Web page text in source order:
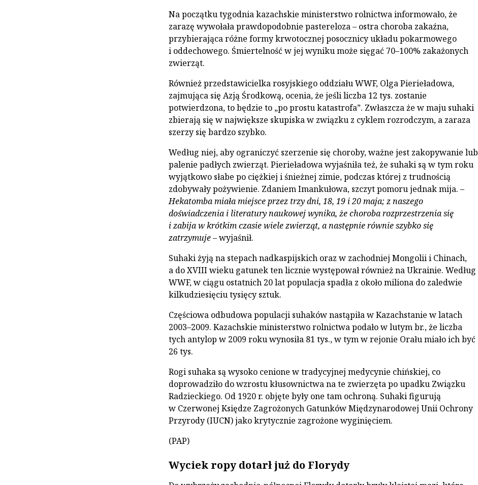
Na początku tygodnia kazachskie ministerstwo rolnictwa informowało, że
zarazę wywołała prawdopodobnie pastereloza – ostra choroba zakaźna,
przybierająca różne formy krwotocznej posocznicy układu pokarmowego
i oddechowego. Śmiertelność w jej wyniku może sięgać 70–100% zakażonych
zwierząt.
Również przedstawicielka rosyjskiego oddziału WWF, Olga Pierieładowa,
zajmująca się Azją Środkową, ocenia, że jeśli liczba 12 tys. zostanie
potwierdzona, to będzie to „po prostu katastrofa”. Zwłaszcza że w maju suhaki
zbierają się w największe skupiska w związku z cyklem rozrodczym, a zaraza
szerzy się bardzo szybko.
Według niej, aby ograniczyć szerzenie się choroby, ważne jest zakopywanie lub
palenie padłych zwierząt. Pierieładowa wyjaśniła też, że suhaki są w tym roku
wyjątkowo słabe po ciężkiej i śnieżnej zimie, podczas której z trudnością
zdobywały pożywienie. Zdaniem Imankułowa, szczyt pomoru jednak mija. –
Hekatomba miała miejsce przez trzy dni, 18, 19 i 20 maja; z naszego
doświadczenia i literatury naukowej wynika, że choroba rozprzestrzenia się
i zabija w krótkim czasie wiele zwierząt, a następnie równie szybko się
zatrzymuje– wyjaśnił.
Suhaki żyją na stepach nadkaspijskich oraz w zachodniej Mongolii i Chinach,
a do XVIII wieku gatunek ten licznie występował również na Ukrainie. Według
WWF, w ciągu ostatnich 20 lat populacja spadła z około miliona do zaledwie
kilkudziesięciu tysięcy sztuk.
Częściowa odbudowa populacji suhaków nastąpiła w Kazachstanie w latach
2003–2009. Kazachskie ministerstwo rolnictwa podało w lutym br., że liczba
tych antylop w 2009 roku wynosiła 81 tys., w tym w rejonie Orału miało ich być
26 tys.
Rogi suhaka są wysoko cenione w tradycyjnej medycynie chińskiej, co
doprowadziło do wzrostu kłusownictwa na te zwierzęta po upadku Związku
Radzieckiego. Od 1920 r. objęte były one tam ochroną. Suhaki figurują
w Czerwonej Księdze Zagrożonych Gatunków Międzynarodowej Unii Ochrony
Przyrody (IUCN) jako krytycznie zagrożone wyginięciem.
(PAP)
Wyciek ropy dotarł już do Florydy